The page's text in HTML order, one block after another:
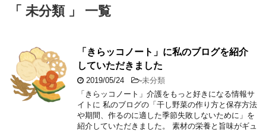
「 未分類 」 一覧
「きらッコノート」に私のブログを紹介
していただきました
2019/05/24 -未分類
「きらッコノート」介護をもっと好きになる情報サ
イトに 私のブログの「干し野菜の作り方と保存方法
や期間、作るのに適した季節失敗しないために」を
紹介していただきました。 素材の栄養と旨味がギュ